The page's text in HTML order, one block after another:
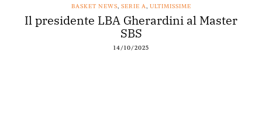
BASKET NEWS, SERIE A, ULTIMISSIME
Il presidente LBA Gherardini al Master
SBS
14/10/2025